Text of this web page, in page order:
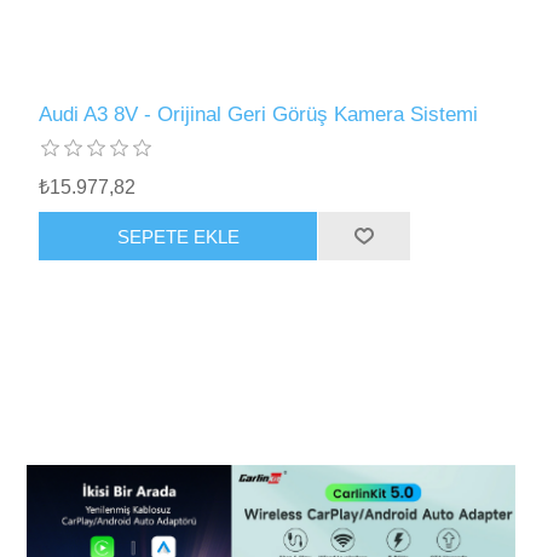
Audi A3 8V - Orijinal Geri Görüş Kamera Sistemi
₺15.977,82
SEPETE EKLE